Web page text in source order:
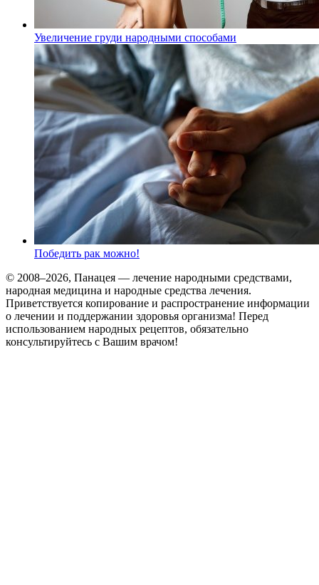
Увеличение груди народными способами
Победить рак можно!
© 2008–2026, Панацея — лечение народными средствами,
народная медицина и народные средства лечения.
Приветствуется копирование и распространение информации
о лечении и поддержании здоровья организма! Перед
использованием народных рецептов, обязательно
консультируйтесь с Вашим врачом!